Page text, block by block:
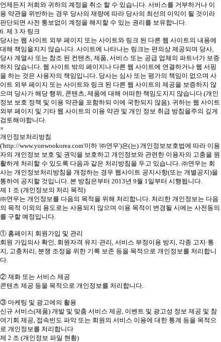
언제든지 저희와 귀하의 계정을 취소 할 수 있습니다. 서비스를 거부하거나 이
용 약관을 위반하는 경우 당사의 재량에 따라 당사의 최선의 이익이 될 것이라
판단되면 사전 통보없이 계정을 해지할 수 있는 권리를 보유합니다.
6. 제 3 자 링크
당사는 웹 사이트 외부 페이지 또는 사이트와 링크 된 다른 웹 사이트의 내용에
대해 책임을지지 않습니다. 사이트에 나타나는 링크는 편의상 제공되며 당사,
당사 계열사 또는 참조 된 컨텐츠, 제품, 서비스 또는 공급 업체의 파트너가 보증
하지 않습니다. 웹 사이트 밖의 페이지나 다른 웹 사이트에 연결하거나 웹 서핑
을 하는 것은 사용자의 책임입니다. 당사는 심사 또는 평가의 책임이 없으며 사
이트 외부 페이지 또는 사이트와 링크 된 다른 웹 사이트의 제공을 보증하지 않
으며 당사가 해당 행위, 콘텐츠, 제품에 대해 어떠한 책임도지지 않습니다.(개인
정보 보호 정책 및 이용 약관을 포함하되 이에 국한되지 않음). 귀하는 웹 사이트
외부 페이지 및 기타 웹 사이트의 이용 약관 및 개인 정보 취급 방침을주의 깊게
검토해야합니다.
×
개인정보처리방침
('http://www.yonwookorea.com'이하 '㈜연우')은(는) 개인정보보호법에 따라 이용
자의 개인정보 보호 및 권익을 보호하고 개인정보와 관련한 이용자의 고충을 원
활하게 처리할 수 있도록 다음과 같은 처리방침을 두고 있습니다. ㈜연우는 회
사는 개인정보처리방침을 개정하는 경우 웹사이트 공지사항(또는 개별공지)을
통하여 공지할 것입니다. 본 방침은부터 2013년 9월 1일부터 시행됩니다.
제 1 조 (개인정보의 처리 목적)
㈜연우는 개인정보를 다음의 목적을 위해 처리합니다. 처리한 개인정보는 다음
의 목적 이외의 용도로는 사용되지 않으며 이용 목적이 변경될 시에는 사전동의
를 구할 예정입니다.
① 홈페이지 회원가입 및 관리
회원 가입의사 확인, 회원자격 유지·관리, 서비스 부정이용 방지, 각종 고지·통
지, 고충처리, 분쟁 조정을 위한 기록 보존 등을 목적으로 개인정보를 처리합니
다.
② 재화 또는 서비스 제공
콘텐츠 제공 등을 목적으로 개인정보를 처리합니다.
③ 마케팅 및 광고에의 활용
신규 서비스(제품) 개발 및 맞춤 서비스 제공, 이벤트 및 광고성 정보 제공 및 참
여기회 제공, 접속빈도 파악 또는 회원의 서비스 이용에 대한 통계 등을 목적으
로 개인정보를 처리합니다
제 2 조 (개인정보 파일 현황)